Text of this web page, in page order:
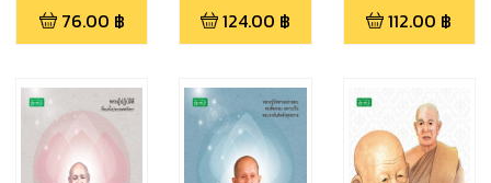
76.00 ฿ 124.00 ฿ 112.00 ฿